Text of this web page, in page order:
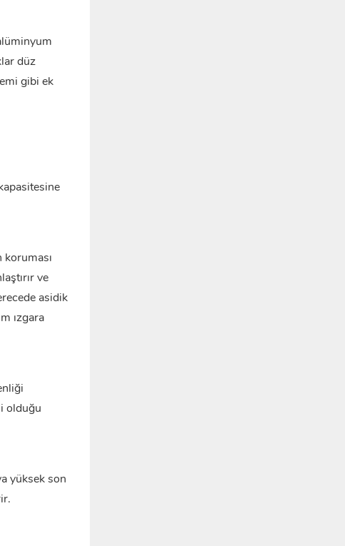
düz
gibi ek
ve
asidik
ızgara
olduğu
yüksek son